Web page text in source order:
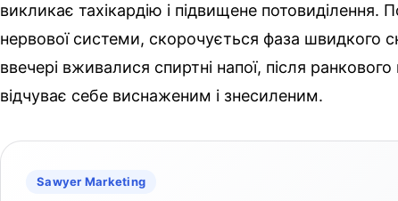
викликає тахікардію і підвищене потовиділення.
нервової системи, скорочується фаза швидкого
ввечері вживалися спиртні напої, після
відчуває себе виснаженим і знесиленим.
Sawyer Marketing